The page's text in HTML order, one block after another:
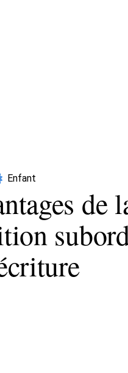
Enfant
de